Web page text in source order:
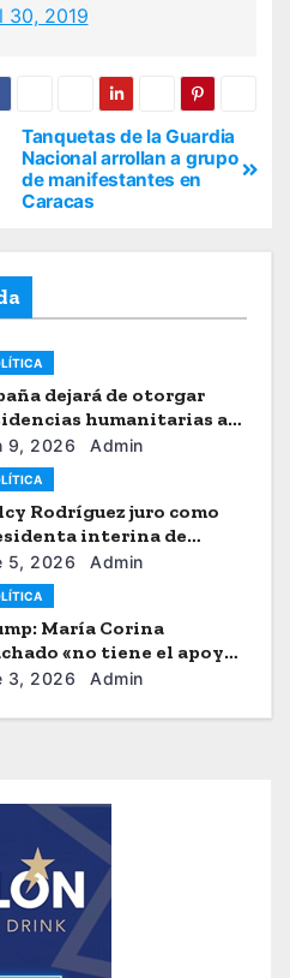
30, 2019
Tanquetas de la Guardia
Nacional arrollan a grupo
de manifestantes en
Caracas
dejará de otorgar
humanitarias a
9, 2026 Admin
Rodríguez juro como
interina de
5, 2026 Admin
María Corina
«no tiene el apoyo»
dirigir Venezuela
3, 2026 Admin